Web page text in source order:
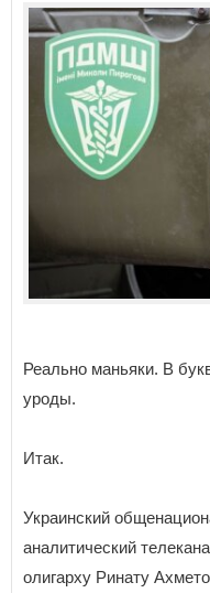
Реально маньяки. В
уроды.
Итак.
Украинский
аналитический
олигарху Ринату